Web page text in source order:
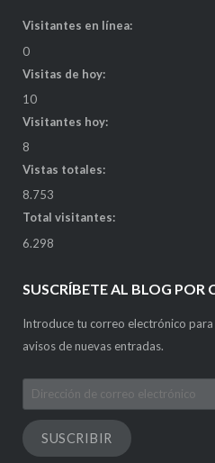
Visitantes en línea:
0
Visitas de hoy:
10
Visitantes hoy:
8
Vistas totales:
8.753
Total visitantes:
6.298
SUSCRÍBETE AL BLOG POR
Introduce tu correo electrónico
avisos de nuevas entradas.
Dirección
de
correo
electrónico
SUSCRIBIR